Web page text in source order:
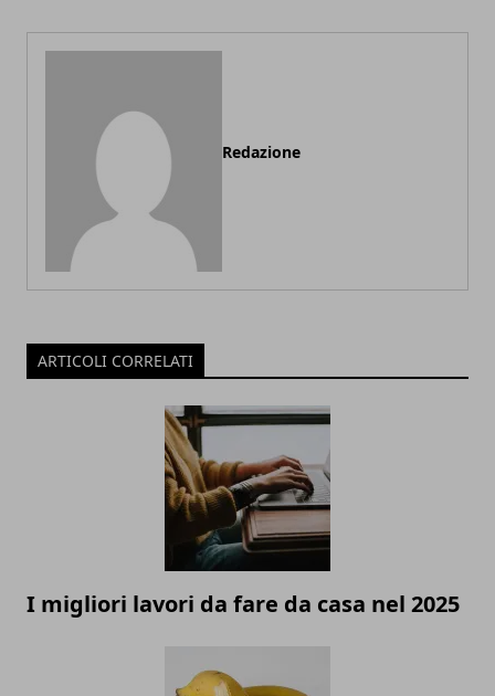
Redazione
ARTICOLI CORRELATI
I migliori lavori da fare da casa nel 2025